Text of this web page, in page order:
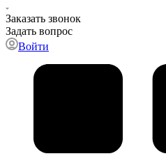
Заказать звонок
Задать вопрос
Войти